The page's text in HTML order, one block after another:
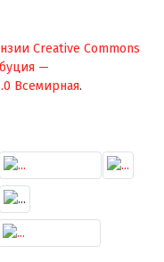
Creative Commons
—
Всемирная.